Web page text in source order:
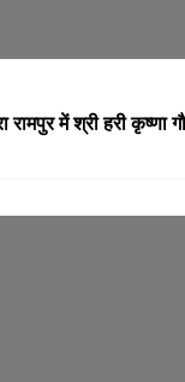
रामपुर में श्री हरी कृष्णा